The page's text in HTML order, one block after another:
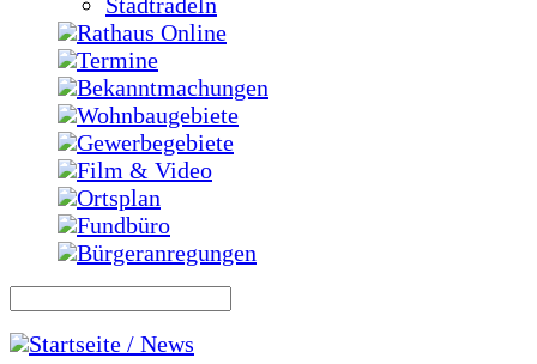
Rathaus Online
Termine
Bekanntmachungen
Wohnbaugebiete
Gewerbegebiete
Film & Video
Ortsplan
Fundbüro
Bürgeranregungen
Startseite / News